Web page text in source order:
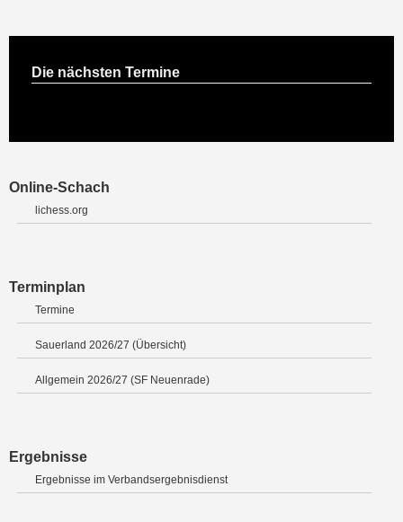
Die nächsten Termine
Online-Schach
lichess.org
Terminplan
Termine
Sauerland 2026/27 (Übersicht)
Allgemein 2026/27 (SF Neuenrade)
Ergebnisse
Ergebnisse im Verbandsergebnisdienst